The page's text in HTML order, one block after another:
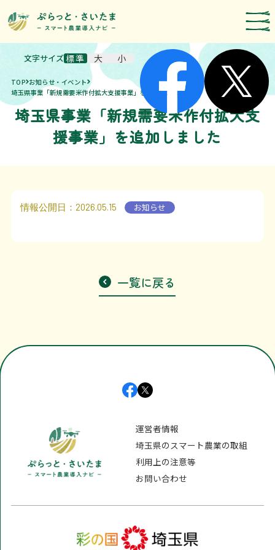
スマート農業技術の紹介
導入事例
農機メーカー検索
お知らせ・イベント
利用上の注意等
TOP お知らせ・イベント
埼玉県事業「新規需要米作付拡大支援事業」を追加しました
文字サイズ標準 大 小
埼玉県事業「新規需要米作付拡大支
援事業」を追加しました
情報公開日 ：2026.05.15 お知らせ
一覧に戻る
運営者情報
埼玉県のスマート農業の取組
利用上の注意等
お問い合わせ